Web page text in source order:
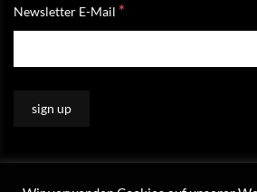
Newsletter E-Mail *